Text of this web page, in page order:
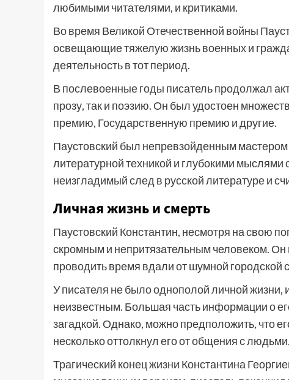
любимыми читателями, и критиками.
Во время Великой Отечественной войны
освещающие тяжелую жизнь военных и
деятельность в тот период.
В послевоенные годы писатель продолжал
прозу, так и поэзию. Он был удостоен
премию, Государственную премию и другие.
Паустовский был непревзойденным
литературной техникой и глубокими мыслями
неизгладимый след в русской литературе и
Личная жизнь и смерть
Паустовский Константин, несмотря на свою
скромным и непритязательным человеком.
проводить время вдали от шумной городской
У писателя не было однополой личной жизни,
неизвестным. Большая часть информации о
загадкой. Однако, можно предположить, что
несколько оттолкнул его от общения с людьми.
Трагический конец жизни Константина